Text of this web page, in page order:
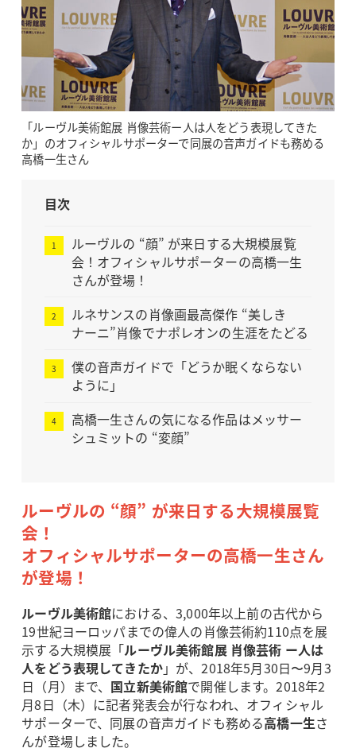
「ルーヴル美術館展 肖像芸術ー人は人をどう表現してきた
か」のオフィシャルサポーターで同展の音声ガイドも務める
高橋一生さん
目次
ルーヴルの “顔” が来日する大規模展覧
会！オフィシャルサポーターの高橋一生
さんが登場！
ルネサンスの肖像画最高傑作 “美しき
ナーニ”肖像でナポレオンの生涯をたどる
僕の音声ガイドで「どうか眠くならない
ように」
高橋一生さんの気になる作品はメッサー
シュミットの “変顔”
ルーヴルの “顔” が来日する大規模展覧
会！
オフィシャルサポーターの高橋一生さん
が登場！
ルーヴル美術館における、3,000年以上前の古代から
19世紀ヨーロッパまでの偉人の肖像芸術約110点を展
示する大規模展「ルーヴル美術館展 肖像芸術 ー人は
人をどう表現してきたか」が、2018年5月30日〜9月3
日（月）まで、 国立新美術館で開催します。2018年2
月8日（木）に記者発表会が行なわれ、オフィシャル
サポーターで、同展の音声ガイドも務める高橋一生さ
んが登場しました。